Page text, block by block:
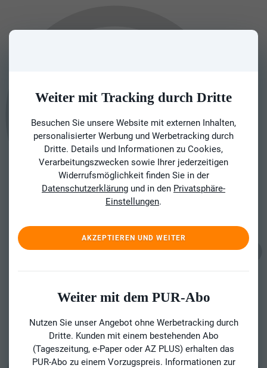
Weiter mit Tracking durch Dritte
Besuchen Sie unsere Website mit externen Inhalten,
personalisierter Werbung und Werbetracking durch
Dritte. Details und Informationen zu Cookies,
Verarbeitungszwecken sowie Ihrer jederzeitigen
Widerrufsmöglichkeit finden Sie in der
Datenschutzerklärung und in den Privatsphäre-
Einstellungen.
AKZEPTIEREN UND WEITER
Weiter mit dem PUR-Abo
Nutzen Sie unser Angebot ohne Werbetracking durch
Dritte. Kunden mit einem bestehenden Abo
(Tageszeitung, e-Paper oder AZ PLUS) erhalten das
PUR-Abo zu einem Vorzugspreis. Informationen zur